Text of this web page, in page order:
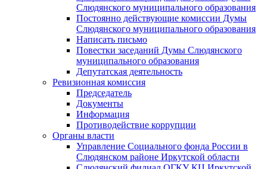
Слюдянского муниципального образования
Постоянно действующие комиссии Думы
Слюдянского муниципального образования
Написать письмо
Повестки заседаний Думы Слюдянского
муниципального образования
Депутатская деятельность
Ревизионная комиссия
Председатель
Документы
Информация
Противодействие коррупции
Органы власти
Управление Социального фонда России в
Слюдянском районе Иркутской области